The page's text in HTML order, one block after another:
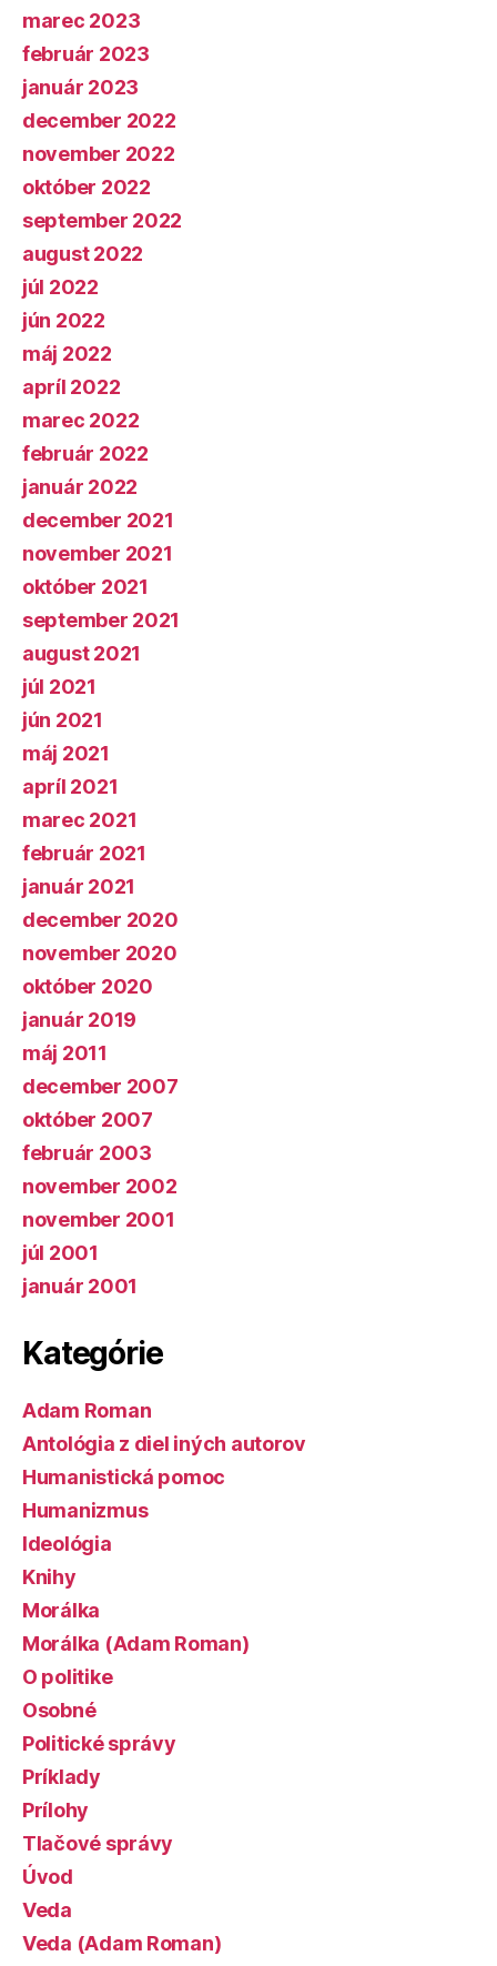
marec 2023
február 2023
január 2023
december 2022
november 2022
október 2022
september 2022
august 2022
júl 2022
jún 2022
máj 2022
apríl 2022
marec 2022
február 2022
január 2022
december 2021
november 2021
október 2021
september 2021
august 2021
júl 2021
jún 2021
máj 2021
apríl 2021
marec 2021
február 2021
január 2021
december 2020
november 2020
október 2020
január 2019
máj 2011
december 2007
október 2007
február 2003
november 2002
november 2001
júl 2001
január 2001
Kategórie
Adam Roman
Antológia z diel iných autorov
Humanistická pomoc
Humanizmus
Ideológia
Knihy
Morálka
Morálka (Adam Roman)
O politike
Osobné
Politické správy
Príklady
Prílohy
Tlačové správy
Úvod
Veda
Veda (Adam Roman)